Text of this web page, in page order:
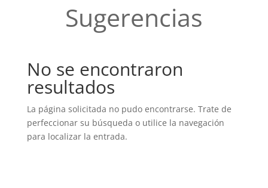
Sugerencias
No se encontraron
resultados
La página solicitada no pudo encontrarse. Trate de
perfeccionar su búsqueda o utilice la navegación
para localizar la entrada.